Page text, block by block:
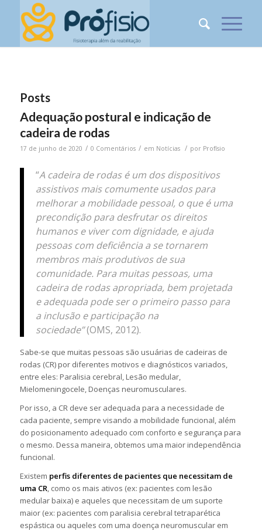
Posts
Adequação postural e indicação de
cadeira de rodas
17 de junho de 2020 / 0 Comentários / em Notícias / por Profísio
“A cadeira de rodas é um dos dispositivos
assistivos mais comumente usados para
melhorar a mobilidade pessoal, o que é uma
precondição para desfrutar os direitos
humanos e viver com dignidade, e ajuda
pessoas com deficiência a se tornarem
membros mais produtivos de sua
comunidade. Para muitas pessoas, uma
cadeira de rodas apropriada, bem projetada
e adequada pode ser o primeiro passo para
a inclusão e participação na
sociedade”(OMS, 2012).
Sabe-se que muitas pessoas são usuárias de cadeiras de
rodas (CR) por diferentes motivos e diagnósticos variados,
entre eles: Paralisia cerebral, Lesão medular,
Mielomeningocele, Doenças neuromusculares.
Por isso, a CR deve ser adequada para a necessidade de
cada paciente, sempre visando a mobilidade funcional, além
do posicionamento adequado com conforto e segurança para
o mesmo. Dessa maneira, obtemos uma maior independência
funcional.
Existem perfis diferentes de pacientes que necessitam de
uma CR, como os mais ativos (ex: pacientes com lesão
medular baixa) e aqueles que necessitam de um suporte
maior (ex: pacientes com paralisia cerebral tetraparética
espástica ou aqueles com uma doença neuromuscular em